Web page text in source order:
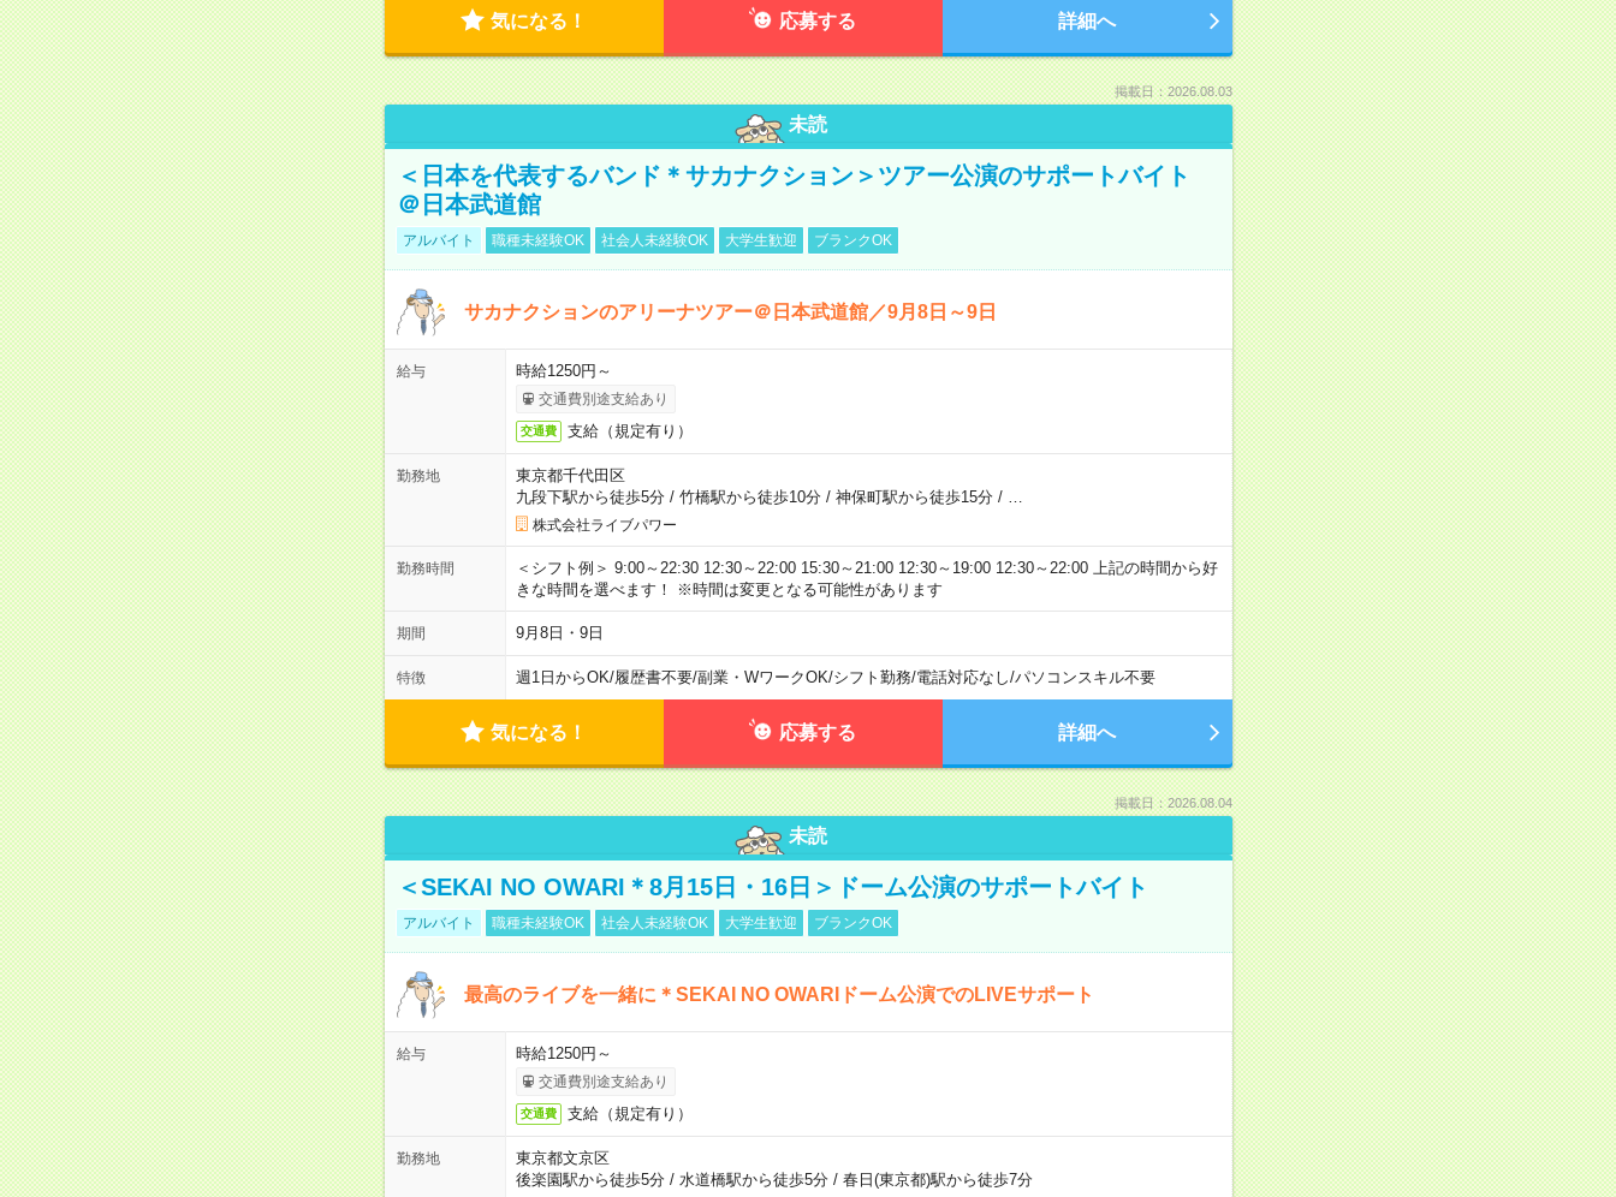
気になる！ 応募する 詳細へ
掲載日：2026.08.03
未読
＜日本を代表するバンド＊サカナクション＞ツアー公演のサポートバイト
＠日本武道館
アルバイト 職種未経験OK 社会人未経験OK 大学生歓迎 ブランクOK
サカナクションのアリーナツアー＠日本武道館／9月8日～9日
給与 時給1250円～
交通費別途支給あり
交通費 支給（規定有り）
勤務地
東京都千代田区
九段下駅から徒歩5分/ 竹橋駅から徒歩10分/ 神保町駅から徒歩15分/
株式会社ライブパワー
勤務時間
＜シフト例＞ 9:00～22:30 12:30～22:00 15:30～21:00 12:30～19:00 12:30～22:00 上記の時間から好
きな時間を選べます！ ※時間は変更となる可能性があります
期間 9月8日・9日
特徴 週1日からOK/履歴書不要/副業・WワークOK/シフト勤務/電話対応なし/パソコンスキル不要
気になる！ 応募する 詳細へ
掲載日：2026.08.04
未読
＜SEKAI NO OWARI＊8月15日・16日＞ドーム公演のサポートバイト
アルバイト 職種未経験OK 社会人未経験OK 大学生歓迎 ブランクOK
最高のライブを一緒に＊SEKAI NO OWARIドーム公演でのLIVEサポート
給与 時給1250円～
交通費別途支給あり
交通費 支給（規定有り）
勤務地
東京都文京区
後楽園駅から徒歩5分/ 水道橋駅から徒歩5分/ 春日(東京都)駅から徒歩7分